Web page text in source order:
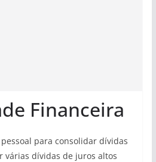
Financeira
para consolidar dívidas
várias dívidas de juros altos